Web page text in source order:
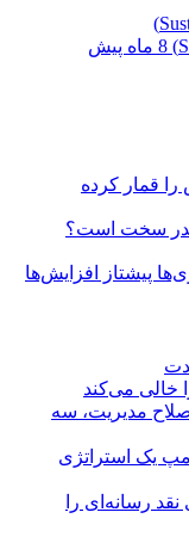
8 ماه پیش
قمار کرده
سخت است؟
پیشتاز افزایش‌ها
خالی می‌کند
مدیریت، سه
یک استراتژی
رسانه‌ای را